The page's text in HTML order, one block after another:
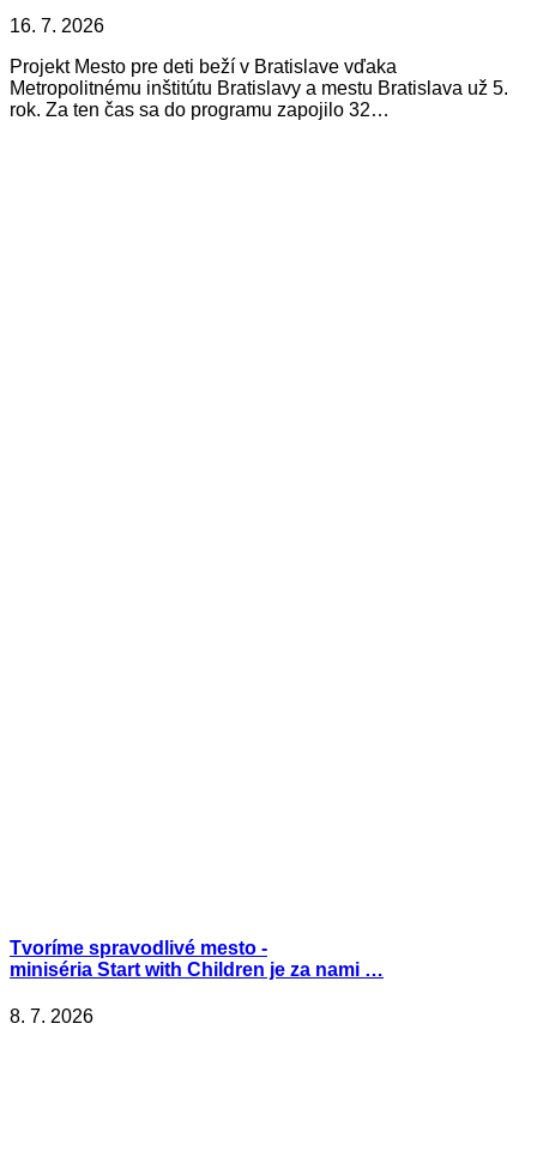
16. 7. 2026
Projekt Mesto pre deti beží v Bratislave vďaka
Metropolitnému inštitútu Bratislavy a mestu Bratislava už 5.
rok. Za ten čas sa do programu zapojilo 32…
Tvoríme spravodlivé mesto -
miniséria Start with Children je za nami …
8. 7. 2026